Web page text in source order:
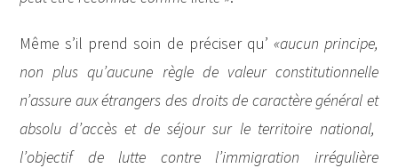
Même s’il prend soin de préciser qu’ «aucun principe,
non plus qu’aucune règle de valeur constitutionnelle
n’assure aux étrangers des droits de caractère général et
absolu d’accès et de séjour sur le territoire national,
l’objectif de lutte contre l’immigration irrégulière